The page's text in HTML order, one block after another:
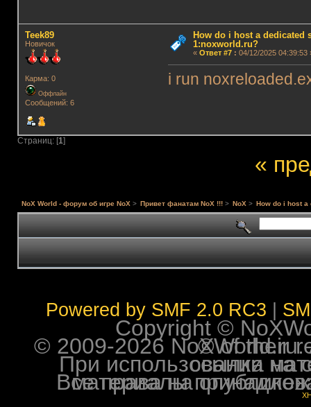
Teek89
Новичок
Карма: 0
Оффлайн
Сообщений: 6
How do i host a dedicated
1:noxworld.ru?
« Ответ #7: 04/12/2025 04:39:53
i run
Страниц: [1]
«
NoX World - форум об игре NoX > Привет фанатам NoX !!! > NoX > How do i host
Powered by SMF 2.0 RC3
Copyright ©
© 2009-2026 NoXWorld.ru. All
При использовании
Все права на опубликованные на форуме